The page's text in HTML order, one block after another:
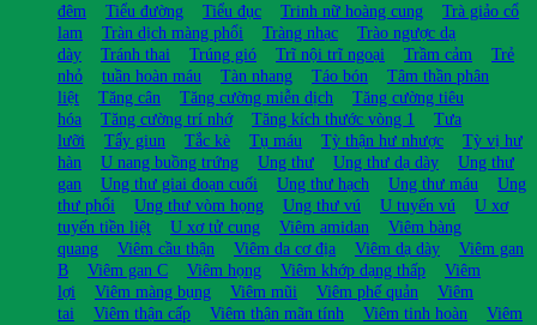
đêm
Tiểu đường Tiểu đục Trinh nữ hoàng cung
Trà giảo cổ
lam
Tràn dịch màng phổi Tràng nhạc
Trào ngược dạ
dày
Tránh thai Trúng gió Trĩ nội trĩ ngoại Trầm cảm
Trẻ
nhỏ
tuần hoàn máu Tàn nhang Táo bón
Tâm thần phân
liệt
Tăng cân Tăng cường miễn dịch
Tăng cường tiêu
hóa
Tăng cường trí nhớ Tăng kích thước vòng 1
Tưa
lưỡi
Tẩy giun Tắc kè Tụ máu Tỳ thận hư nhược
Tỳ vị hư
hàn
U nang buồng trứng Ung thư Ung thư dạ dày
Ung thư
gan
Ung thư giai đoạn cuối Ung thư hạch Ung thư máu
Ung
thư phổi
Ung thư vòm họng Ung thư vú U tuyến vú
U xơ
tuyến tiền liệt
U xơ tử cung Viêm amidan
Viêm bàng
quang
Viêm cầu thận Viêm da cơ địa Viêm dạ dày
Viêm gan
B
Viêm gan C Viêm họng Viêm khớp dạng thấp
Viêm
lợi
Viêm màng bụng Viêm mũi Viêm phế quản
Viêm
tai
Viêm thận cấp Viêm thận mãn tính Viêm tinh hoàn
Viêm